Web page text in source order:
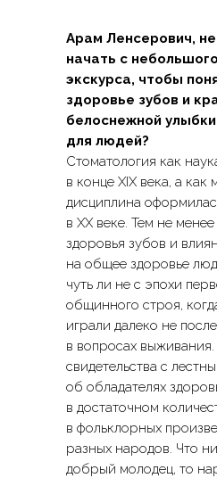
Арам Ленсерович,
начать с
экскурса, чтобы
здоровье зубов и
белоснежной
для людей?
Стоматология как
в конце XIX века, а как
дисциплина
в XX веке. Тем не
здоровья зубов и
на общее здоровье
чуть ли не с эпохи
общинного строя,
играли далеко не
в вопросах
свидетельства с
об обладателях
в достаточном
в фольклорных
разных народов. Что
добрый молодец, то